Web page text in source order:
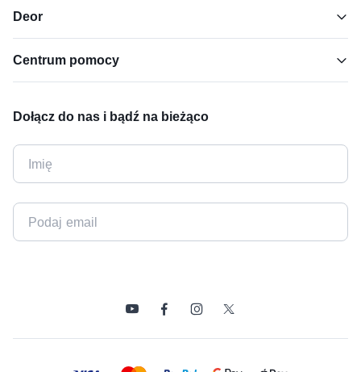
Deor
Centrum pomocy
Dołącz do nas i bądź na bieżąco